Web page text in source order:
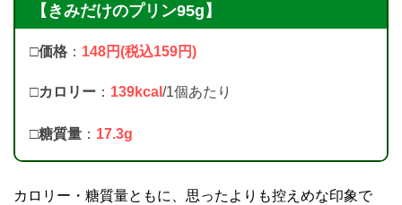
【きみだけのプリン95g】
□価格 ： 148円(税込159円)
□カロリー ： 139kcal /1個あたり
□糖質量 ： 17.3g
カロリー・糖質量ともに、思ったよりも控えめな印象で